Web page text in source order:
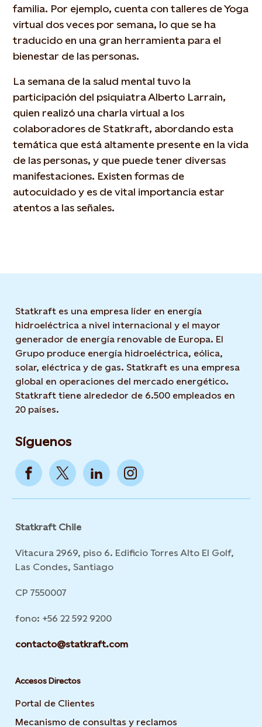
familia. Por ejemplo, cuenta con talleres de Yoga
virtual dos veces por semana, lo que se ha
traducido en una gran herramienta para el
bienestar de las personas.
La semana de la salud mental tuvo la
participación del psiquiatra Alberto Larrain,
quien realizó una charla virtual a los
colaboradores de Statkraft, abordando esta
temática que está altamente presente en la vida
de las personas, y que puede tener diversas
manifestaciones. Existen formas de
autocuidado y es de vital importancia estar
atentos a las señales.
Statkraft es una empresa líder en energía
hidroeléctrica a nivel internacional y el mayor
generador de energía renovable de Europa. El
Grupo produce energía hidroeléctrica, eólica,
solar, eléctrica y de gas. Statkraft es una empresa
global en operaciones del mercado energético.
Statkraft tiene alrededor de 6.500 empleados en
20 países.
Síguenos
Statkraft Chile
Vitacura 2969, piso 6. Edificio Torres Alto El Golf,
Las Condes, Santiago
CP 7550007
fono: +56 22 592 9200
contacto@statkraft.com
Accesos Directos
Portal de Clientes
Mecanismo de consultas y reclamos